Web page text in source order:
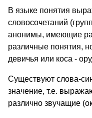
В языке понятия
словосочетаний
анонимы, имеющие
различные понятия,
девичья или коса -
Существуют слова-
значение, т.е.
различно звучащие